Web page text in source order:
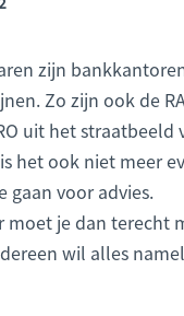
zijn
Zo zijn ook de
uit het straatbeeld
het ook niet meer
gaan voor advies.
moet je dan terecht
wil alles